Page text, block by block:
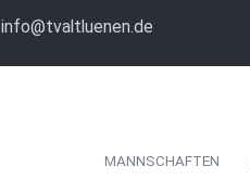
info@tvaltluenen.de
MANNSCHAFTEN